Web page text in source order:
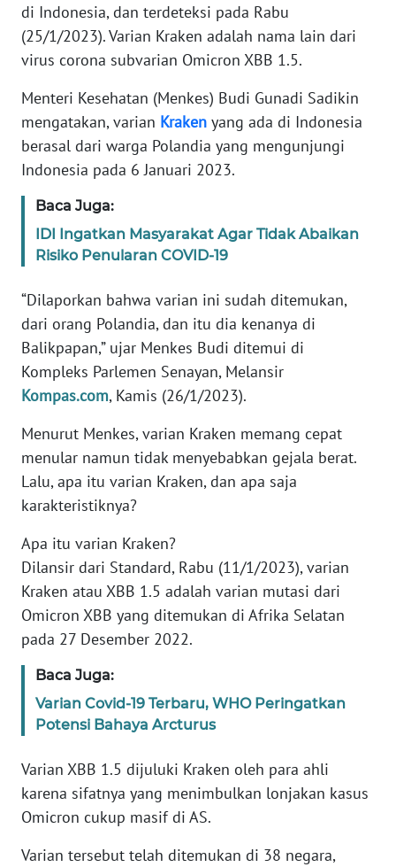
di Indonesia, dan terdeteksi pada Rabu
(25/1/2023). Varian Kraken adalah nama lain dari
virus corona subvarian Omicron XBB 1.5.
Menteri Kesehatan (Menkes) Budi Gunadi Sadikin
mengatakan, varian Kraken yang ada di Indonesia
berasal dari warga Polandia yang mengunjungi
Indonesia pada 6 Januari 2023.
Baca Juga:
IDI Ingatkan Masyarakat Agar Tidak Abaikan
Risiko Penularan COVID-19
“Dilaporkan bahwa varian ini sudah ditemukan,
dari orang Polandia, dan itu dia kenanya di
Balikpapan,” ujar Menkes Budi ditemui di
Kompleks Parlemen Senayan, Melansir
Kompas.com, Kamis (26/1/2023).
Menurut Menkes, varian Kraken memang cepat
menular namun tidak menyebabkan gejala berat.
Lalu, apa itu varian Kraken, dan apa saja
karakteristiknya?
Apa itu varian Kraken?
Dilansir dari Standard, Rabu (11/1/2023), varian
Kraken atau XBB 1.5 adalah varian mutasi dari
Omicron XBB yang ditemukan di Afrika Selatan
pada 27 Desember 2022.
Baca Juga:
Varian Covid-19 Terbaru, WHO Peringatkan
Potensi Bahaya Arcturus
Varian XBB 1.5 dijuluki Kraken oleh para ahli
karena sifatnya yang menimbulkan lonjakan kasus
Omicron cukup masif di AS.
Varian tersebut telah ditemukan di 38 negara,
EDITORIAL
INDEKS
KAMI
INFO
TENTANG
KAMI
PEDOMAN
MEDIA
REDAKSI
KARIR
DISCLAIMER
Wahana
News
Regional
WN
SUMUT
JAKARTA
WN